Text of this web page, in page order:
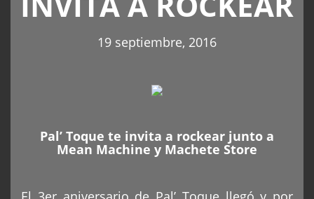
19 septiembre, 2016
Pal’ Toque te invita a rockear junto a
Mean Machine y Machete Store